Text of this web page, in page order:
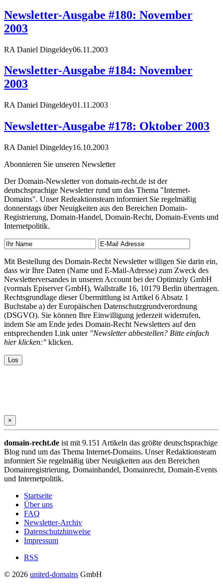
Newsletter-Ausgabe #180: November
2003
RA Daniel Dingeldey06.11.2003
Newsletter-Ausgabe #184: November
2003
RA Daniel Dingeldey01.11.2003
Newsletter-Ausgabe #178: Oktober 2003
RA Daniel Dingeldey16.10.2003
Abonnieren Sie unseren Newsletter
Der Domain-Newsletter von domain-recht.de ist der
deutschsprachige Newsletter rund um das Thema "Internet-
Domains". Unser Redeaktionsteam informiert Sie regelmäßig
donnerstags über Neuigkeiten aus den Bereichen Domain-
Registrierung, Domain-Handel, Domain-Recht, Domain-Events und
Internetpolitik.
Mit Bestellung des Domain-Recht Newsletter willigen Sie darin ein,
dass wir Ihre Daten (Name und E-Mail-Adresse) zum Zweck des
Newsletterversandes in unseren Account bei der Optimizly GmbH
(vormals Episerver GmbH), Wallstraße 16, 10179 Berlin übertragen.
Rechtsgrundlage dieser Übermittlung ist Artikel 6 Absatz 1
Buchstabe a) der Europäischen Datenschutzgrundverordnung
(DSGVO). Sie können Ihre Einwilligung jederzeit widerrufen,
indem Sie am Ende jedes Domain-Recht Newsletters auf den
entsprechenden Link unter "Newsletter abbestellen? Bitte einfach
hier klicken:" klicken.
×
domain-recht.de ist mit 9.151 Artikeln das größte deutschsprachige
Blog rund um das Thema Internet-Domains. Unser Redaktionsteam
informiert Sie regelmäßig über Neuigkeiten aus den Bereichen
Domainregistrierung, Domainhandel, Domainrecht, Domain-Events
und Internetpolitik.
Startseite
Über uns
FAQ
Newsletter-Archiv
Datenschutzhinweise
Impressum
RSS
© 2026 united-domains GmbH